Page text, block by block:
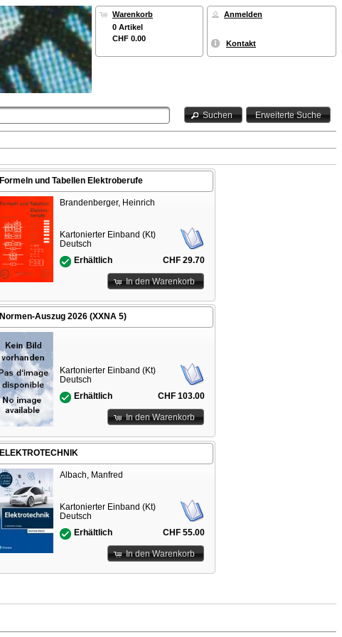
Warenkorb
0 Artikel
CHF 0.00
Anmelden
Kontakt
Suchen Erweiterte Suche
Formeln und Tabellen Elektroberufe
Brandenberger, Heinrich
Kartonierter Einband (Kt)
Deutsch
Erhältlich
CHF 29.70
In den Warenkorb
Normen-Auszug 2026 (XXNA 5)
Kartonierter Einband (Kt)
Deutsch
Erhältlich
CHF 103.00
In den Warenkorb
ELEKTROTECHNIK
Albach, Manfred
Kartonierter Einband (Kt)
Deutsch
Erhältlich
CHF 55.00
In den Warenkorb